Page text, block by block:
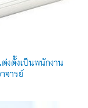
งตั้งเป็นพนักงาน
จารย์